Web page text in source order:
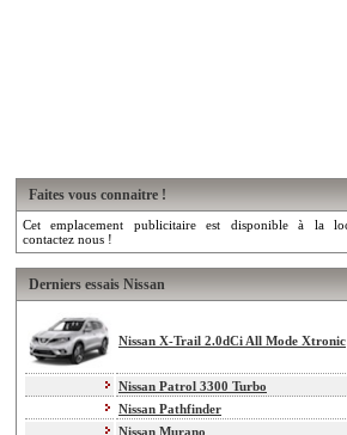
Faites vous connaitre !
Cet emplacement publicitaire est disponible à la
contactez nous !
Derniers essais Nissan
Nissan X-Trail 2.0dCi All Mode Xtronic
Nissan Patrol 3300 Turbo
Nissan Pathfinder
Nissan Murano